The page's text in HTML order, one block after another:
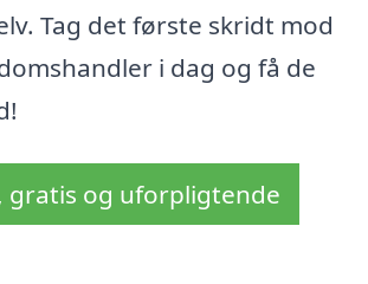
Tag det første skridt mod
i dag og få de
gratis og uforpligtende